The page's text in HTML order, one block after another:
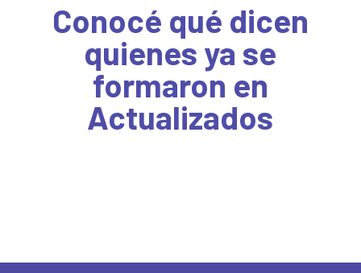
Conocé qué dicen
quienes ya se
formaron en
Actualizados